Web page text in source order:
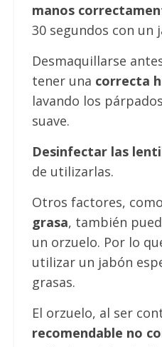
manos
30 segundos con
Desmaquillarse
tener una correcta
lavando los
suave.
Desinfectar las
de utilizarlas.
Otros factores,
grasa, también
un orzuelo. Por lo
utilizar un jabón
grasas.
El orzuelo, al ser
recomendable no